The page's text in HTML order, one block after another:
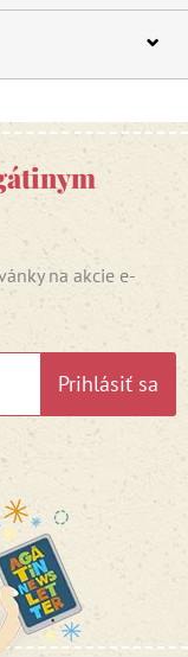
na akcie e-
Prihlásiť sa